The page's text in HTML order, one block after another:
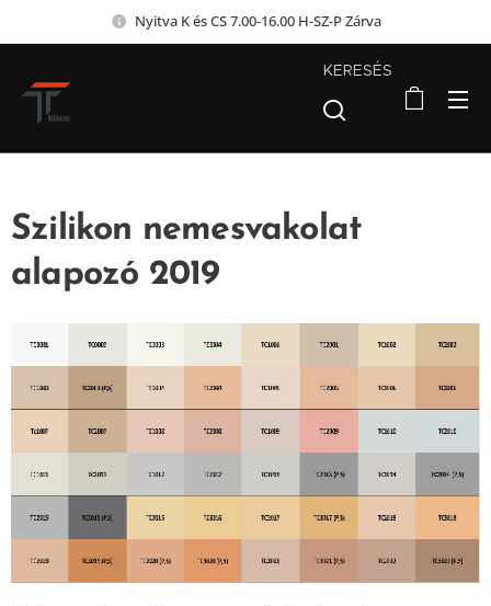
Nyitva K és CS 7.00-16.00 H-SZ-P Zárva
KERESÉS
Szilikon nemesvakolat
alapozó 2019